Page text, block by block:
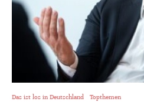
Das ist los in Deutschland Topthemen